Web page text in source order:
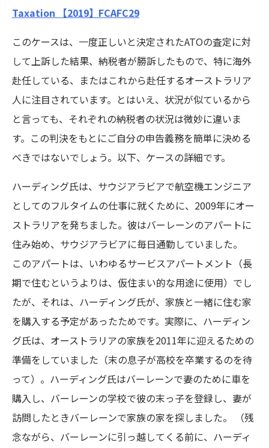
Taxation 【2019】FCAFC29
このケースは、一度正しいと決定されたATOの査定に対
して上訴した結果、納税者が勝訴したもので、特に海外
赴任している、またはこれから赴任するオーストラリア
人に注目されています。とはいえ、状況が似ているから
と言っても、それぞれの納税者の状況は微妙に違いま
す。この判決をもとにご自分の申告義務を簡単に決める
べきではないでしょう。以下、ケースの詳細です。
ハーディング氏は、サウジアラビアで航空機エンジニア
としてのフルタイムの仕事に就くために、2009年にオー
ストラリアを発ちました。彼はバーレーンのアパートに
住み始め、サウジアラビアに毎日通勤していました。
このアパートは、いわゆるサービスアパートメント（長
期で住むというよりは、仮住まい的な用途に使用）でし
たが、それは、ハーディング氏が、家族と一緒に住む家
を購入する予定があったためです。実際に、ハーディン
グ氏は、オーストラリアの家族を2011年に迎えるための
準備をしていました（末の息子が高校を卒業するのを待
って）。ハーディング氏はバーレーンで妻のために車を
購入し、バーレーンの学校で彼の末っ子を登録し、妻が
訪問したときバーレーンで家族の家を探しました。 （残
念ながら、バーレーンに引っ越してくる前に、ハーディ